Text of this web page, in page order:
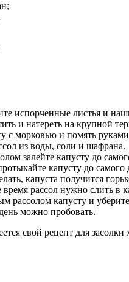
испорченные листья и
и натереть на крупной
с морковью и помять
из воды, соли и шафрана.
залейте капусту до
капусту до
капуста получится
время рассол нужно слить в
рассолом капусту и
можно пробовать.
свой рецепт для